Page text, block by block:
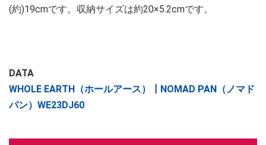
(約)19cmです。収納サイズは約20×5.2cmです。
DATA
WHOLE EARTH（ホールアース）┃NOMAD PAN（ノマド
パン）WE23DJ60